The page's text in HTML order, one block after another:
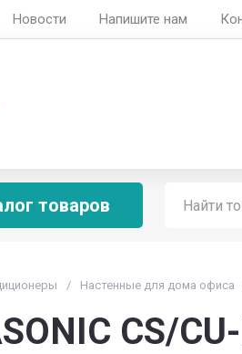
Новости Напишите нам
товаров
/ Настенные для дома офиса
CS/